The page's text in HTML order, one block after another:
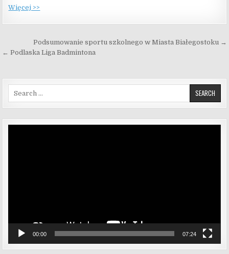
Więcej >>
Nawigacja wpisu
Podsumowanie sportu szkolnego w Miasta Białegostoku →
← Podlaska Liga Badmintona
Search for:
00:00 07:24